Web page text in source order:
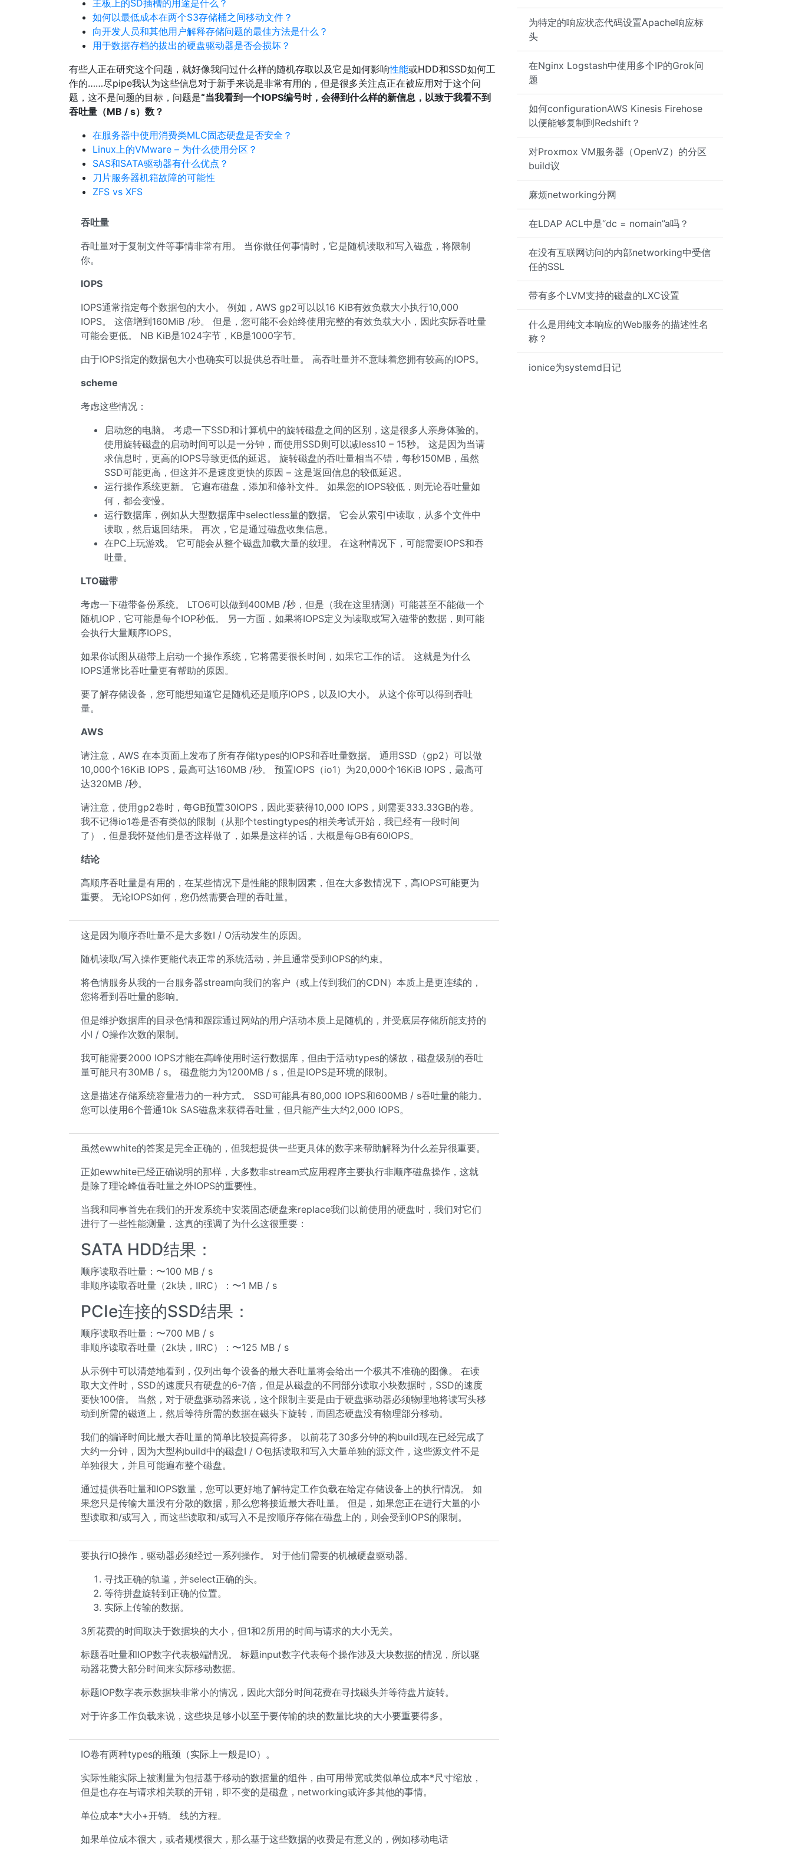
为特定的响应状态代码设置Apache响应标
头
在Nginx Logstash中使用多个IP的Grok问
题
如何configurationAWS Kinesis Firehose
以便能够复制到Redshift？
对Proxmox VM服务器（OpenVZ）的分区
build议
麻烦networking分网
在LDAP ACL中是“dc = nomain”a吗？
在没有互联网访问的内部networking中受信
任的SSL
带有多个LVM支持的磁盘的LXC设置
什么是用纯文本响应的Web服务的描述性名
称？
ionice为systemd日记
主板上的SD插槽的用途是什么？
如何以最低成本在两个S3存储桶之间移动文件？
向开发人员和其他用户解释存储问题的最佳方法是什么？
用于数据存档的拔出的硬盘驱动器是否会损坏？
有些人正在研究这个问题，就好像我问过什么样的随机存取以及它是如何影响性能或HDD和SSD如何工
作的……尽pipe我认为这些信息对于新手来说是非常有用的，但是很多关注点正在被应用对于这个问
题，这不是问题的目标，问题是“当我看到一个IOPS编号时，会得到什么样的新信息，以致于我看不到
吞吐量（MB / s）数？
在服务器中使用消费类MLC固态硬盘是否安全？
Linux上的VMware – 为什么使用分区？
SAS和SATA驱动器有什么优点？
刀片服务器机箱故障的可能性
ZFS vs XFS
吞吐量
吞吐量对于复制文件等事情非常有用。 当你做任何事情时，它是随机读取和写入磁盘，将限制
你。
IOPS
IOPS通常指定每个数据包的大小。 例如，AWS gp2可以以16 KiB有效负载大小执行10,000
IOPS。 这倍增到160MiB /秒。 但是，您可能不会始终使用完整的有效负载大小，因此实际吞吐量
可能会更低。 NB KiB是1024字节，KB是1000字节。
由于IOPS指定的数据包大小也确实可以提供总吞吐量。 高吞吐量并不意味着您拥有较高的IOPS。
scheme
考虑这些情况：
启动您的电脑。 考虑一下SSD和计算机中的旋转磁盘之间的区别，这是很多人亲身体验的。
使用旋转磁盘的启动时间可以是一分钟，而使用SSD则可以减less10 – 15秒。 这是因为当请
求信息时，更高的IOPS导致更低的延迟。 旋转磁盘的吞吐量相当不错，每秒150MB，虽然
SSD可能更高，但这并不是速度更快的原因 – 这是返回信息的较低延迟。
运行操作系统更新。 它遍布磁盘，添加和修补文件。 如果您的IOPS较低，则无论吞吐量如
何，都会变慢。
运行数据库，例如从大型数据库中selectless量的数据。 它会从索引中读取，从多个文件中
读取，然后返回结果。 再次，它是通过磁盘收集信息。
在PC上玩游戏。 它可能会从整个磁盘加载大量的纹理。 在这种情况下，可能需要IOPS和吞
吐量。
LTO磁带
考虑一下磁带备份系统。 LTO6可以做到400MB /秒，但是（我在这里猜测）可能甚至不能做一个
随机IOP，它可能是每个IOP秒低。 另一方面，如果将IOPS定义为读取或写入磁带的数据，则可能
会执行大量顺序IOPS。
如果你试图从磁带上启动一个操作系统，它将需要很长时间，如果它工作的话。 这就是为什么
IOPS通常比吞吐量更有帮助的原因。
要了解存储设备，您可能想知道它是随机还是顺序IOPS，以及IO大小。 从这个你可以得到吞吐
量。
AWS
请注意，AWS 在本页面上发布了所有存储types的IOPS和吞吐量数据。 通用SSD（gp2）可以做
10,000个16KiB IOPS，最高可达160MB /秒。 预置IOPS（io1）为20,000个16KiB IOPS，最高可
达320MB /秒。
请注意，使用gp2卷时，每GB预置30IOPS，因此要获得10,000 IOPS，则需要333.33GB的卷。
我不记得io1卷是否有类似的限制（从那个testingtypes的相关考试开始，我已经有一段时间
了），但是我怀疑他们是否这样做了，如果是这样的话，大概是每GB有60IOPS。
结论
高顺序吞吐量是有用的，在某些情况下是性能的限制因素，但在大多数情况下，高IOPS可能更为
重要。 无论IOPS如何，您仍然需要合理的吞吐量。
这是因为顺序吞吐量不是大多数I / O活动发生的原因。
随机读取/写入操作更能代表正常的系统活动，并且通常受到IOPS的约束。
将色情服务从我的一台服务器stream向我们的客户（或上传到我们的CDN）本质上是更连续的，
您将看到吞吐量的影响。
但是维护数据库的目录色情和跟踪通过网站的用户活动本质上是随机的，并受底层存储所能支持的
小I / O操作次数的限制。
我可能需要2000 IOPS才能在高峰使用时运行数据库，但由于活动types的缘故，磁盘级别的吞吐
量可能只有30MB / s。 磁盘能力为1200MB / s，但是IOPS是环境的限制。
这是描述存储系统容量潜力的一种方式。 SSD可能具有80,000 IOPS和600MB / s吞吐量的能力。
您可以使用6个普通10k SAS磁盘来获得吞吐量，但只能产生大约2,000 IOPS。
虽然ewwhite的答案是完全正确的，但我想提供一些更具体的数字来帮助解释为什么差异很重要。
正如ewwhite已经正确说明的那样，大多数非stream式应用程序主要执行非顺序磁盘操作，这就
是除了理论峰值吞吐量之外IOPS的重要性。
当我和同事首先在我们的开发系统中安装固态硬盘来replace我们以前使用的硬盘时，我们对它们
进行了一些性能测量，这真的强调了为什么这很重要：
SATA HDD结果：
顺序读取吞吐量：〜100 MB / s
非顺序读取吞吐量（2k块，IIRC）：〜1 MB / s
PCIe连接的SSD结果：
顺序读取吞吐量：〜700 MB / s
非顺序读取吞吐量（2k块，IIRC）：〜125 MB / s
从示例中可以清楚地看到，仅列出每个设备的最大吞吐量将会给出一个极其不准确的图像。 在读
取大文件时，SSD的速度只有硬盘的6-7倍，但是从磁盘的不同部分读取小块数据时，SSD的速度
要快100倍。 当然，对于硬盘驱动器来说，这个限制主要是由于硬盘驱动器必须物理地将读写头移
动到所需的磁道上，然后等待所需的数据在磁头下旋转，而固态硬盘没有物理部分移动。
我们的编译时间比最大吞吐量的简单比较提高得多。 以前花了30多分钟的构build现在已经完成了
大约一分钟，因为大型构build中的磁盘I / O包括读取和写入大量单独的源文件，这些源文件不是
单独很大，并且可能遍布整个磁盘。
通过提供吞吐量和IOPS数量，您可以更好地了解特定工作负载在给定存储设备上的执行情况。 如
果您只是传输大量没有分散的数据，那么您将接近最大吞吐量。 但是，如果您正在进行大量的小
型读取和/或写入，而这些读取和/或写入不是按顺序存储在磁盘上的，则会受到IOPS的限制。
要执行IO操作，驱动器必须经过一系列操作。 对于他们需要的机械硬盘驱动器。
寻找正确的轨道，并select正确的头。
等待拼盘旋转到正确的位置。
实际上传输的数据。
3所花费的时间取决于数据块的大小，但1和2所用的时间与请求的大小无关。
标题吞吐量和IOP数字代表极端情况。 标题input数字代表每个操作涉及大块数据的情况，所以驱
动器花费大部分时间来实际移动数据。
标题IOP数字表示数据块非常小的情况，因此大部分时间花费在寻找磁头并等待盘片旋转。
对于许多工作负载来说，这些块足够小以至于要传输的块的数量比块的大小要重要得多。
IO卷有两种types的瓶颈（实际上一般是IO）。
实际性能实际上被测量为包括基于移动的数据量的组件，由可用带宽或类似单位成本*尺寸缩放，
但是也存在与请求相关联的开销，即不变的是磁盘，networking或许多其他的事情。
单位成本*大小+开销。 线的方程。
如果单位成本很大，或者规模很大，那么基于这些数据的收费是有意义的，例如移动电话